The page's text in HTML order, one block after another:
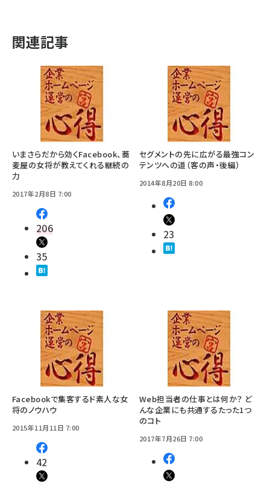
関連記事
いまさらだから効くFacebook、蕎
麦屋の女将が教えてくれる継続の
力
2017年2月8日 7:00
206
35
セグメントの先に広がる最強コン
テンツへの道（客の声・後編）
2014年8月20日 8:00
23
Facebookで集客するド素人な女
将のノウハウ
2015年11月11日 7:00
42
Web担当者の仕事とは何か？ ど
んな企業にも共通するたった1つ
のコト
2017年7月26日 7:00